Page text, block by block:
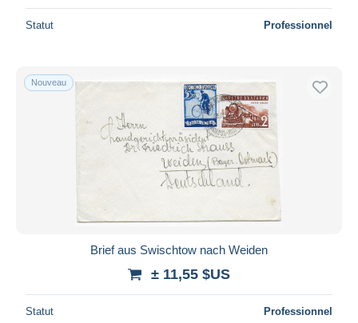
Statut Professionnel
Nouveau
Brief aus Swischtow nach Weiden
± 11,55 $US
Statut Professionnel